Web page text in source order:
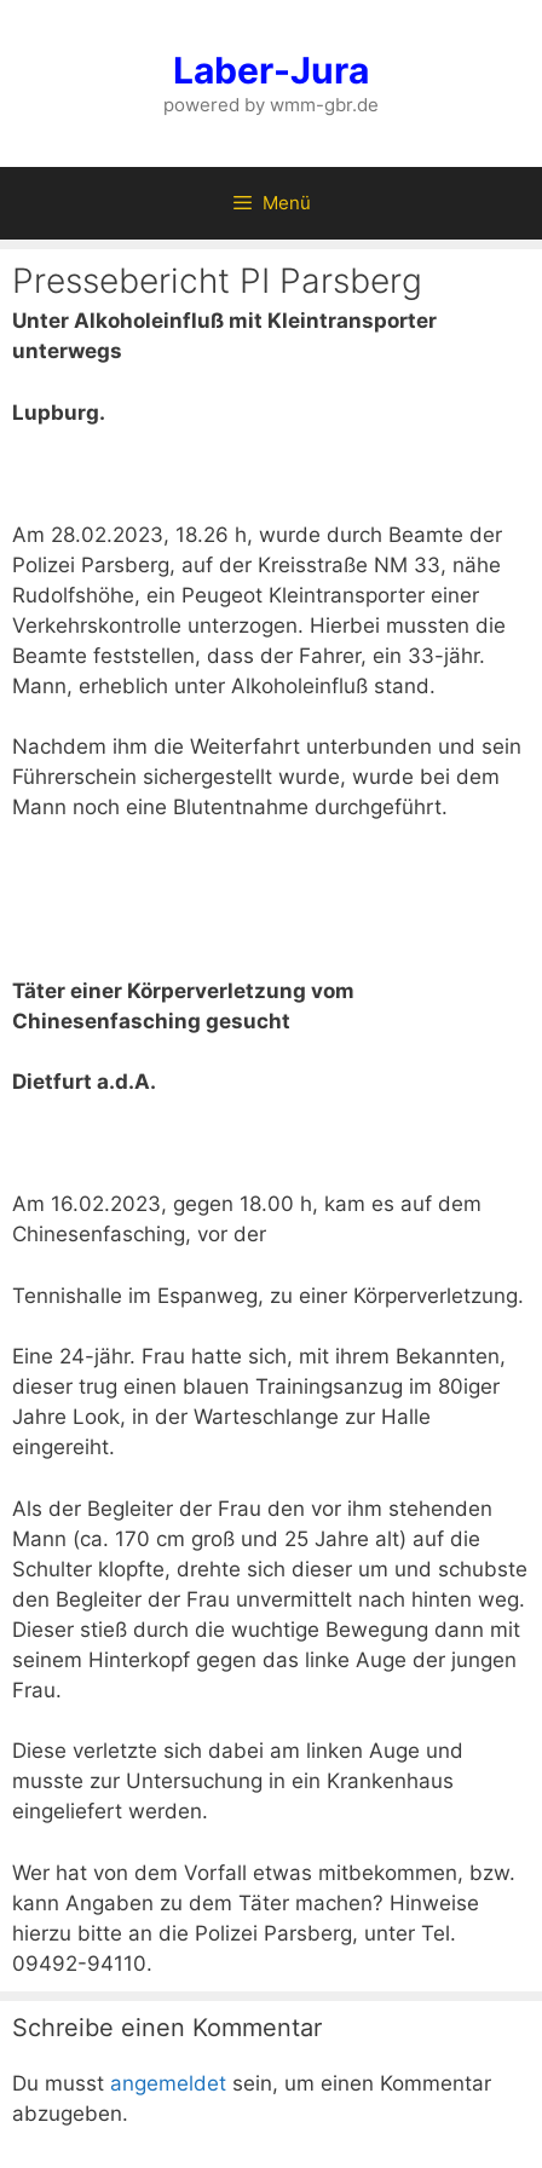
Laber-Jura
powered by wmm-gbr.de
Menü
Pressebericht PI Parsberg
Unter Alkoholeinfluß mit Kleintransporter
unterwegs
Lupburg.
Am 28.02.2023, 18.26 h, wurde durch Beamte der
Polizei Parsberg, auf der Kreisstraße NM 33, nähe
Rudolfshöhe, ein Peugeot Kleintransporter einer
Verkehrskontrolle unterzogen. Hierbei mussten die
Beamte feststellen, dass der Fahrer, ein 33-jähr.
Mann, erheblich unter Alkoholeinfluß stand.
Nachdem ihm die Weiterfahrt unterbunden und sein
Führerschein sichergestellt wurde, wurde bei dem
Mann noch eine Blutentnahme durchgeführt.
Täter einer Körperverletzung vom
Chinesenfasching gesucht
Dietfurt a.d.A.
Am 16.02.2023, gegen 18.00 h, kam es auf dem
Chinesenfasching, vor der
Tennishalle im Espanweg, zu einer Körperverletzung.
Eine 24-jähr. Frau hatte sich, mit ihrem Bekannten,
dieser trug einen blauen Trainingsanzug im 80iger
Jahre Look, in der Warteschlange zur Halle
eingereiht.
Als der Begleiter der Frau den vor ihm stehenden
Mann (ca. 170 cm groß und 25 Jahre alt) auf die
Schulter klopfte, drehte sich dieser um und schubste
den Begleiter der Frau unvermittelt nach hinten weg.
Dieser stieß durch die wuchtige Bewegung dann mit
seinem Hinterkopf gegen das linke Auge der jungen
Frau.
Diese verletzte sich dabei am linken Auge und
musste zur Untersuchung in ein Krankenhaus
eingeliefert werden.
Wer hat von dem Vorfall etwas mitbekommen, bzw.
kann Angaben zu dem Täter machen? Hinweise
hierzu bitte an die Polizei Parsberg, unter Tel.
09492-94110.
Schreibe einen Kommentar
Du musst angemeldet sein, um einen Kommentar
abzugeben.